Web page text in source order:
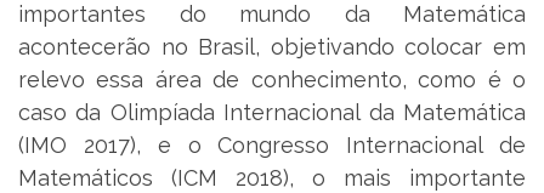
importantes do mundo da Matemática
acontecerão no Brasil, objetivando colocar em
relevo essa área de conhecimento, como é o
caso da Olimpíada Internacional da Matemática
(IMO 2017), e o Congresso Internacional de
Matemáticos (ICM 2018), o mais importante